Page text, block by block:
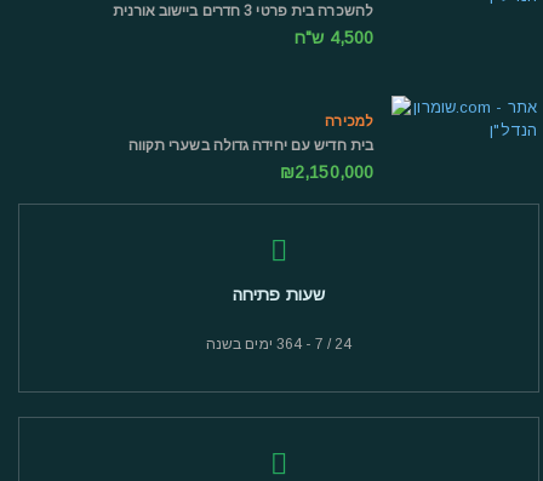
להשכרה בית פרטי 3 חדרים ביישוב אורנית
4,500 ש"ח
למכירה
בית חדיש עם יחידה גדולה בשערי תקווה
₪2,150,000
שעות פתיחה
24 / 7 - 364 ימים בשנה